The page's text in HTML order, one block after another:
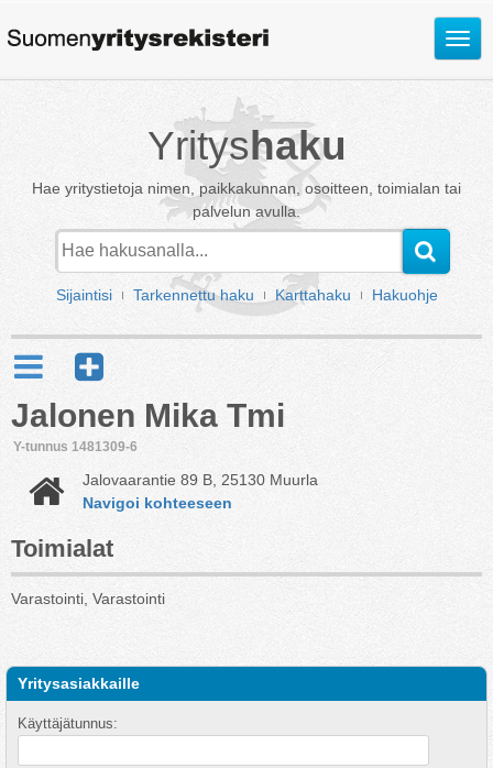
Avaa
Yrityshaku
Hae yritystietoja nimen, paikkakunnan, osoitteen, toimialan tai
palvelun avulla.
Sijaintisi Tarkennettu haku Karttahaku Hakuohje
Jalonen Mika Tmi
Y-tunnus 1481309-6
Jalovaarantie 89 B, 25130 Muurla
Navigoi kohteeseen
Toimialat
Varastointi, Varastointi
Yritysasiakkaille
Käyttäjätunnus: